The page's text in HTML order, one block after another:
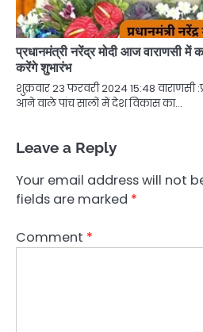
प्रधानमंत्री नरेंद्र मोदी आज वाराणसी में
करेंगे शुभारंभ
शुक्रवार 23 फरवरी 2024 15:48 वाराणसी
आने वाले पांच सालों में देश विकास का…
Leave a Reply
Your email address will not
fields are marked *
Comment *